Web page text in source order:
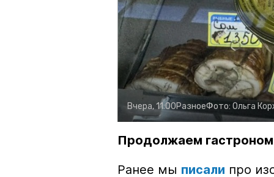
Вчера, 11:00РазноеФото: Ольга
Продолжаем
Ранее мы писали про